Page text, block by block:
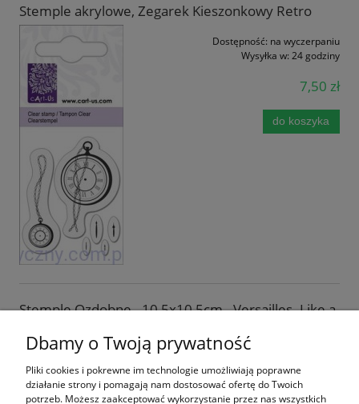
Stemple akrylowe, Zegarek Kieszonkowy Retro
Dostępność: na wyczerpaniu
Wysyłka w: 24 godziny
7,50 zł
do koszyka
Stemple Ozdobne - 10,5x10,5cm - Versailles. Like a
Wysyłka w:24 godziny
Dbamy o Twoją prywatność
Pliki cookies i pokrewne im technologie umożliwiają poprawne
działanie strony i pomagają nam dostosować ofertę do Twoich
potrzeb. Możesz zaakceptować wykorzystanie przez nas wszystkich